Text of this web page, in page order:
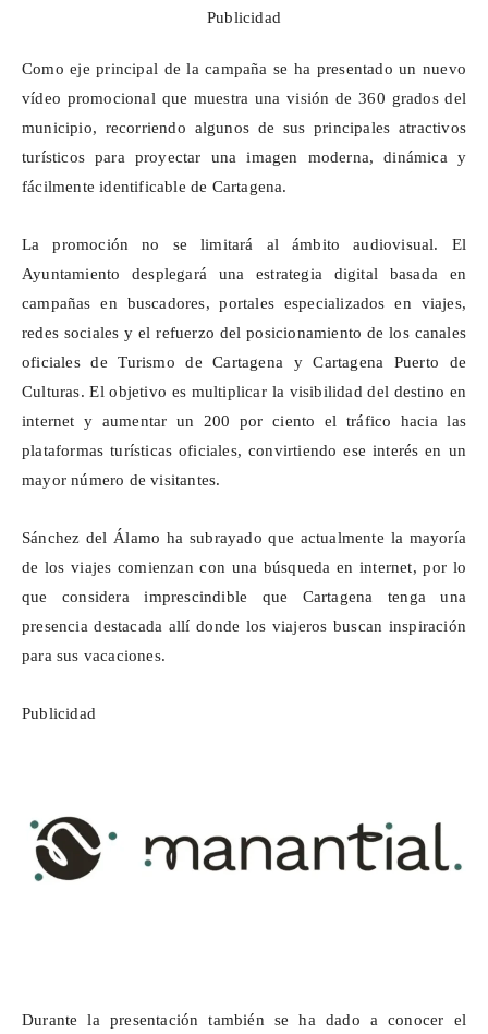
Publicidad
Como eje principal de la campaña se ha presentado un nuevo
vídeo promocional que muestra una visión de 360 grados del
municipio, recorriendo algunos de sus principales atractivos
turísticos para proyectar una imagen moderna, dinámica y
fácilmente identificable de Cartagena.
La promoción no se limitará al ámbito audiovisual. El
Ayuntamiento desplegará una estrategia digital basada en
campañas en buscadores, portales especializados en viajes,
redes sociales y el refuerzo del posicionamiento de los canales
oficiales de Turismo de Cartagena y Cartagena Puerto de
Culturas. El objetivo es multiplicar la visibilidad del destino en
internet y aumentar un 200 por ciento el tráfico hacia las
plataformas turísticas oficiales, convirtiendo ese interés en un
mayor número de visitantes.
Sánchez del Álamo ha subrayado que actualmente la mayoría
de los viajes comienzan con una búsqueda en internet, por lo
que considera imprescindible que Cartagena tenga una
presencia destacada allí donde los viajeros buscan inspiración
para sus vacaciones.
Publicidad
Durante la presentación también se ha dado a conocer el